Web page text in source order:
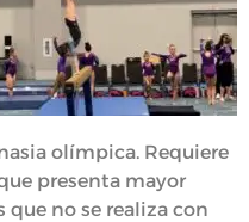
olímpica. Requiere
presenta mayor
no se realiza con